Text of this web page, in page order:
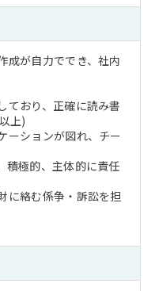
成が自力ででき、社内
ており、正確に読み書
上)
ーションが図れ、チー
積極的、主体的に責任
に絡む係争・訴訟を担